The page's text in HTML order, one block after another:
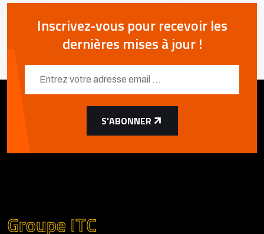
Inscrivez-vous pour recevoir les
dernières mises à jour !
S'ABONNER
Groupe ITC